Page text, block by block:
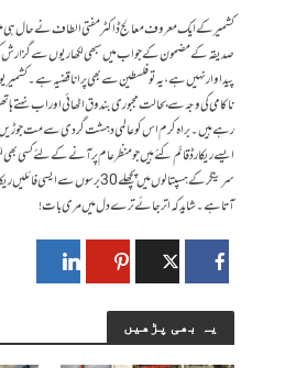
کشمیر کے ایک معروف معالج ڈاکٹر مفتی الطاف نے حال ہی
پیداوار نہیں ہے، یہ تو فلسطین سے بھی پرانا قضیہ ہے۔
ناکامی کی وجہ سے بحالت مجبوری بندوق اٹھائی اور اب نہتے
رہے ہیں۔ براہ کرم اس کو عالمی دہشت گردی سے مت
ایسے ریکارڈ قائم کئے ہیں جو منظر عام پر آنے کے لئے کسی
سرینگر کے ہسپتالوں میں پچھلے 30 برسوں
آتا ہے۔ شاید کہ اتر جائے تر ے دل میں مر ی بات!
یہ بھی پڑھیں